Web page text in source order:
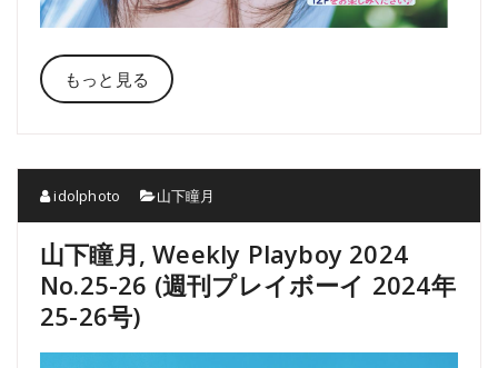
もっと見る
idolphoto 山下瞳月
山下瞳月, Weekly Playboy 2024
No.25-26 (週刊プレイボーイ 2024年
25-26号)